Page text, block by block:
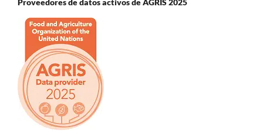
Proveedores de datos activos de AGRIS 2025